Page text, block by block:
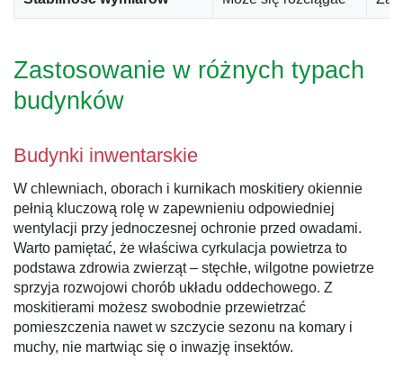
Zastosowanie w różnych typach
budynków
Budynki inwentarskie
W chlewniach, oborach i kurnikach moskitiery okiennie
pełnią kluczową rolę w zapewnieniu odpowiedniej
wentylacji przy jednoczesnej ochronie przed owadami.
Warto pamiętać, że właściwa cyrkulacja powietrza to
podstawa zdrowia zwierząt – stęchłe, wilgotne powietrze
sprzyja rozwojowi chorób układu oddechowego. Z
moskitierami możesz swobodnie przewietrzać
pomieszczenia nawet w szczycie sezonu na komary i
muchy, nie martwiąc się o inwazję insektów.